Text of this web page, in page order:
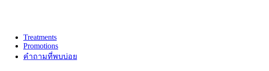
Treatments
Promotions
คำถามที่พบบ่อย